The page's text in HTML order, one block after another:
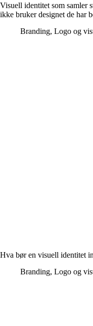
Visuell identitet som samler
ikke bruker designet de har
Branding, Logo og
Hva bør en visuell identitet
Branding, Logo og